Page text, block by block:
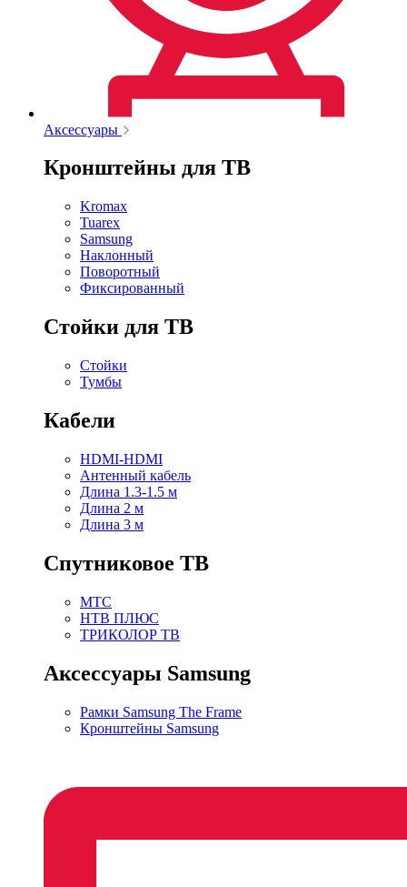
Аксессуары
Кронштейны для ТВ
Kromax
Tuarex
Samsung
Наклонный
Поворотный
Фиксированный
Стойки для ТВ
Стойки
Тумбы
Кабели
HDMI-HDMI
Антенный кабель
Длина 1.3-1.5 м
Длина 2 м
Длина 3 м
Спутниковое ТВ
МТС
НТВ ПЛЮС
ТРИКОЛОР ТВ
Аксессуары Samsung
Рамки Samsung The Frame
Кронштейны Samsung